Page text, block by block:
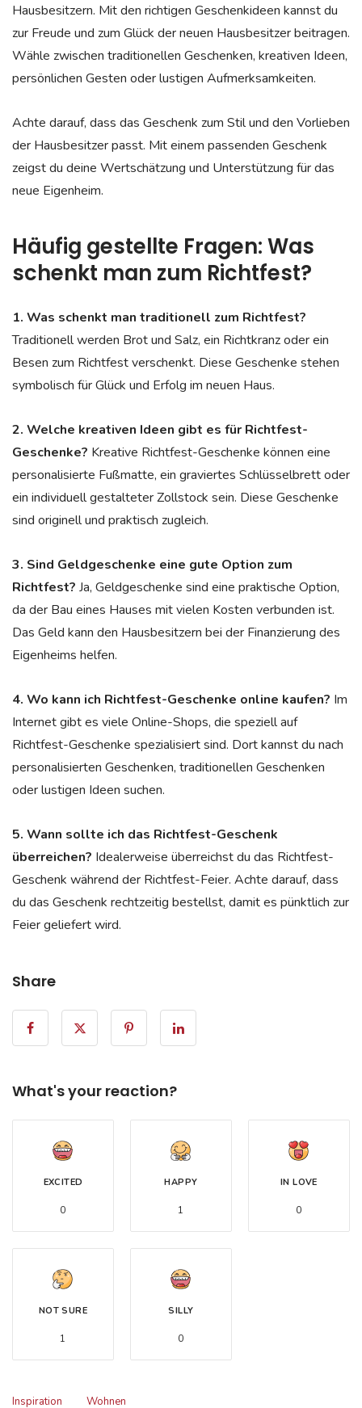
Hausbesitzern. Mit den richtigen Geschenkideen kannst du
zur Freude und zum Glück der neuen Hausbesitzer beitragen.
Wähle zwischen traditionellen Geschenken, kreativen Ideen,
persönlichen Gesten oder lustigen Aufmerksamkeiten.
Achte darauf, dass das Geschenk zum Stil und den Vorlieben
der Hausbesitzer passt. Mit einem passenden Geschenk
zeigst du deine Wertschätzung und Unterstützung für das
neue Eigenheim.
Häufig gestellte Fragen: Was
schenkt man zum Richtfest?
1. Was schenkt man traditionell zum Richtfest?
Traditionell werden Brot und Salz, ein Richtkranz oder ein
Besen zum Richtfest verschenkt. Diese Geschenke stehen
symbolisch für Glück und Erfolg im neuen Haus.
2. Welche kreativen Ideen gibt es für Richtfest-
Geschenke? Kreative Richtfest-Geschenke können eine
personalisierte Fußmatte, ein graviertes Schlüsselbrett oder
ein individuell gestalteter Zollstock sein. Diese Geschenke
sind originell und praktisch zugleich.
3. Sind Geldgeschenke eine gute Option zum
Richtfest? Ja, Geldgeschenke sind eine praktische Option,
da der Bau eines Hauses mit vielen Kosten verbunden ist.
Das Geld kann den Hausbesitzern bei der Finanzierung des
Eigenheims helfen.
4. Wo kann ich Richtfest-Geschenke online kaufen? Im
Internet gibt es viele Online-Shops, die speziell auf
Richtfest-Geschenke spezialisiert sind. Dort kannst du nach
personalisierten Geschenken, traditionellen Geschenken
oder lustigen Ideen suchen.
5. Wann sollte ich das Richtfest-Geschenk
überreichen? Idealerweise überreichst du das Richtfest-
Geschenk während der Richtfest-Feier. Achte darauf, dass
du das Geschenk rechtzeitig bestellst, damit es pünktlich zur
Feier geliefert wird.
Share
What's your reaction?
EXCITED
0
HAPPY
1
IN LOVE
0
NOT SURE
1
SILLY
0
Inspiration Wohnen